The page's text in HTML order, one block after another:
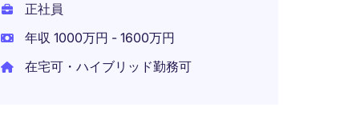
正社員
年収 1000万円 - 1600万円
在宅可・ハイブリッド勤務可